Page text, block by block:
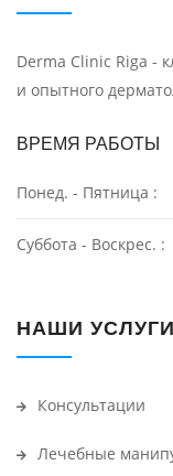
Derma Clinic Riga -
и опытного
ВРЕМЯ РАБОТЫ
Понед. - Пятница :
Суббота - Воскрес. :
НАШИ УСЛУГИ
Консультации
Лечебные